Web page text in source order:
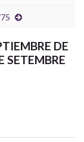
DE
SETEMBRE